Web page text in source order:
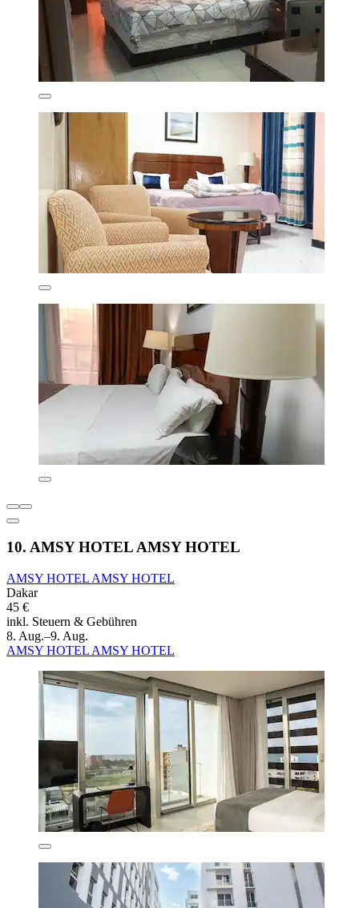
10. AMSY HOTEL AMSY HOTEL
AMSY HOTEL AMSY HOTEL
Dakar
45 €
inkl. Steuern & Gebühren
8. Aug.–9. Aug.
AMSY HOTEL AMSY HOTEL